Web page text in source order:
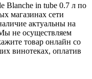
Blanche in tube 0.7 л по
магазинах сети
актуальны на
не осуществляем
товар онлайн со
винотеках, оплатив